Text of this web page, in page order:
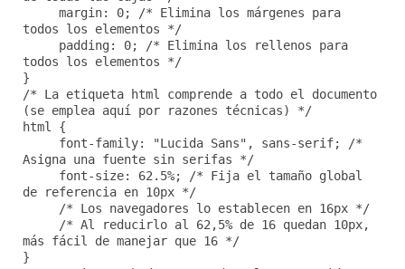
margin: 0; /* Elimina los márgenes para
todos los elementos */
padding: 0; /* Elimina los rellenos para
todos los elementos */
}
/* La etiqueta html comprende a todo el documento
(se emplea aquí por razones técnicas) */
html {
font-family: "Lucida Sans", sans-serif; /*
Asigna una fuente sin serifas */
font-size: 62.5%; /* Fija el tamaño global
de referencia en 10px */
/* Los navegadores lo establecen en 16px */
/* Al reducirlo al 62,5% de 16 quedan 10px,
más fácil de manejar que 16 */
}